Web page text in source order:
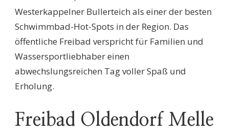
Westerkappelner Bullerteich als einer der besten
Schwimmbad-Hot-Spots in der Region. Das
öffentliche Freibad verspricht für Familien und
Wassersportliebhaber einen
abwechslungsreichen Tag voller Spaß und
Erholung.
Freibad Oldendorf Melle